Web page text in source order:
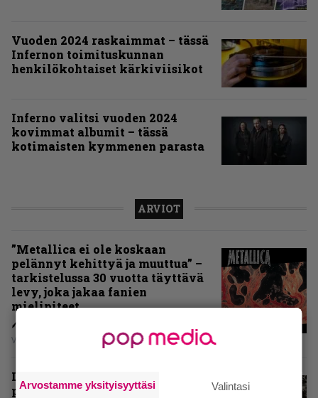
Vuoden 2024 raskaimmat – tässä
Infernon toimituskunnan
henkilökohtaiset kärkiviisikot
Inferno valitsi vuoden 2024
kovimmat albumit – tässä
kotimaisten kymmenen parasta
ARVIOT
”Metallica ei ole koskaan
pelännyt kehittyä ja muuttua” –
tarkistelussa 30 vuotta täyttävä
levy, joka jakaa fanien
mielipiteet
Vesa Siltanen
Levyarvio: Coronerin
paluualbumi 32 vuotta edellisen
Arvostamme yksityisyyttäsi Valintasi